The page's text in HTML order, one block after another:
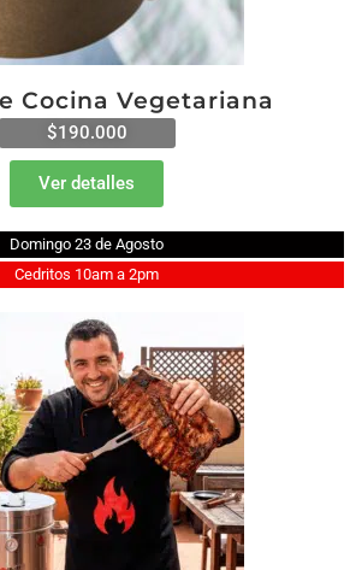
Cocina Vegetariana
$190.000
Ver detalles
Domingo 23 de Agosto
Cedritos 10am a 2pm